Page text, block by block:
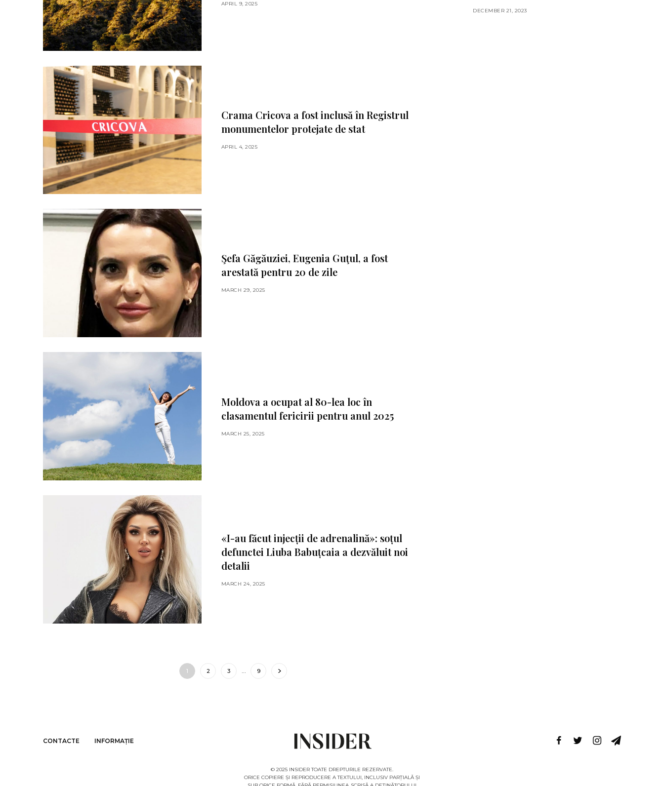
APRIL 9, 2025
Crama Cricova a fost inclusă în Registrul
monumentelor protejate de stat
APRIL 4, 2025
Şefa Găgăuziei, Eugenia Guţul, a fost
arestată pentru 20 de zile
MARCH 29, 2025
Moldova a ocupat al 80-lea loc în
clasamentul fericirii pentru anul 2025
MARCH 25, 2025
«I-au făcut injecții de adrenalină»: soțul
defunctei Liuba Babuțcaia a dezvăluit noi
detalii
MARCH 24, 2025
1 2 3 … 9
DECEMBER 21, 2023
CONTACTE INFORMAȚIE
© 2025 INSIDER TOATE DREPTURILE REZERVATE.
ORICE COPIERE ȘI REPRODUCERE A TEXTULUI, INCLUSIV PARȚIALĂ ȘI